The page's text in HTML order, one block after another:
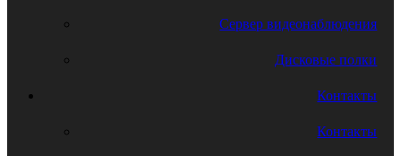
Сервер видеонаблюдения
Дисковые полки
Контакты
Контакты